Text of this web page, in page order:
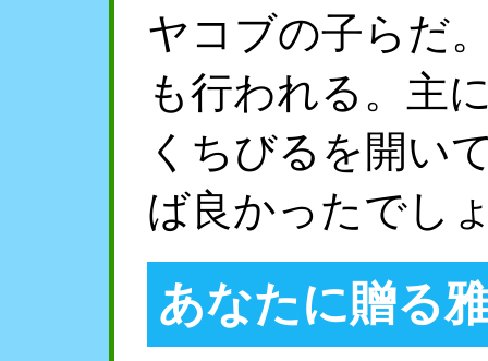
ヤコブの子らだ
も行われる。主
くちびるを開い
ば良かったでし
あなたに贈る